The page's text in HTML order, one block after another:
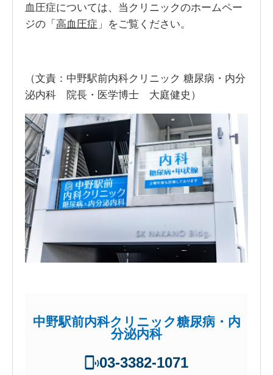
血圧症については、当クリニックのホームペー
ジの「高血圧症 」をご覧ください。
（文責：中野駅前内科クリニック 糖尿病・内分
泌内科 院長・医学博士 大庭健史）
中野駅前内科クリニック糖尿病・内
分泌内科
03-3382-1071